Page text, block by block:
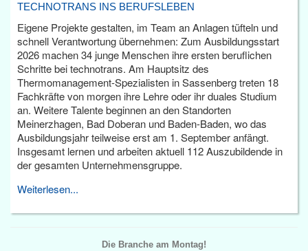
TECHNOTRANS INS BERUFSLEBEN
Eigene Projekte gestalten, im Team an Anlagen tüfteln und
schnell Verantwortung übernehmen: Zum Ausbildungsstart
2026 machen 34 junge Menschen ihre ersten beruflichen
Schritte bei technotrans. Am Hauptsitz des
Thermomanagement-Spezialisten in Sassenberg treten 18
Fachkräfte von morgen ihre Lehre oder ihr duales Studium
an. Weitere Talente beginnen an den Standorten
Meinerzhagen, Bad Doberan und Baden-Baden, wo das
Ausbildungsjahr teilweise erst am 1. September anfängt.
Insgesamt lernen und arbeiten aktuell 112 Auszubildende in
der gesamten Unternehmensgruppe.
Weiterlesen...
Die Branche am Montag!